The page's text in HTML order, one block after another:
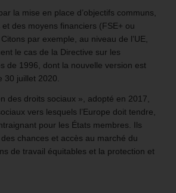
la mise en place d’objectifs communs,
des moyens financiers (FSE+ ou
par exemple, au niveau de l’UE,
le cas de la Directive sur les
de 1996, dont la nouvelle version est
30 juillet 2020.
des droits sociaux », adopté en 2017,
vers lesquels l’Europe doit tendre,
pour les États membres. Ils
chances et accès au marché du
de travail équitables et la protection et